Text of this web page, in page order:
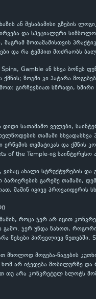
ან შესაბამისი გზების
და სპეციალური
მაგრამ მოთამაშისთვის
და რა ტემპით მოძრაობს
Gamble ან სხვა ბონუს
ზოგში კი პატარა
გირჩევნიათ სწრაფი,
სათამაშო ველები,
თამაში
ერწყმის თემატიკას და
of the Temple-იც საინტერესო
ვისაც ახალი სტრუქტურების
გარეშე თამაში,
მაშინ იგივე პროვაიდერის
მაშინ, როცა ჯერ არ იცით
ჯერ უნდა ნახოთ,
წესები პირველივე
მხოლოდ მოგება-წაგების
არ იჭედება მობილურზე
თუ არა კონკრეტულ სლოტს